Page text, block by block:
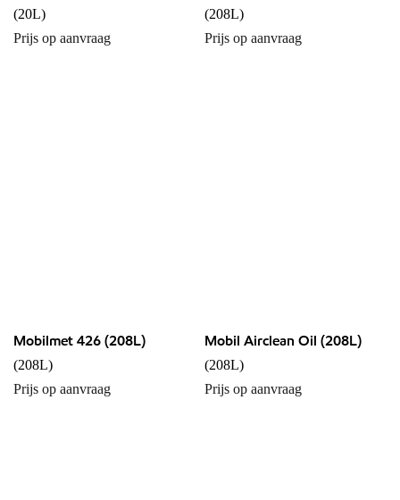
(20L)
Prijs op aanvraag
(208L)
Prijs op aanvraag
Mobilmet 426 (208L)
(208L)
Prijs op aanvraag
Mobil Airclean Oil (208L)
(208L)
Prijs op aanvraag